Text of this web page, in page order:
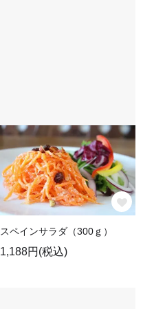
スペインサラダ（300ｇ）
1,188円(税込)